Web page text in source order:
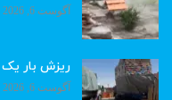
آگوست 6, 2026
ریزش بار یک
آگوست 6, 2026